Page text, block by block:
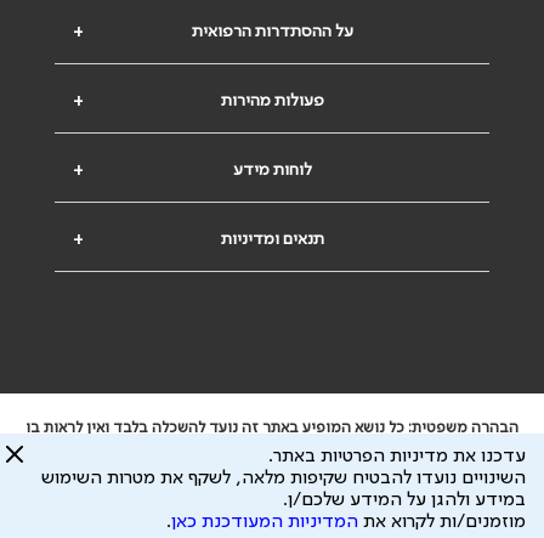
+ על ההסתדרות הרפואית
+ פעולות מהירות
+ לוחות מידע
+ תנאים ומדיניות
הבהרה משפטית: כל נושא המופיע באתר זה נועד להשכלה בלבד ואין לראות בו
ייעוץ רפואי או משפטי. אין הר"י אחראית לתוכן המתפרסם באתר זה ולכל נזק
שעלול להיגרם.
ידוע לי שהר"י אוספת ושומרת מידע אישי לצורך מתן השרות וכי חלק ממנו עשוי
להיות מועבר לצדדים שלישיים, הכל בכפוף למדיניות הפרטיות
עדכנו את מדיניות הפרטיות באתר.
השינויים נועדו להבטיח שקיפות מלאה, לשקף את מטרות השימוש
במידע ולהגן על המידע שלכם/ן.
מוזמנים/ות לקרוא את המדיניות המעודכנת כאן.